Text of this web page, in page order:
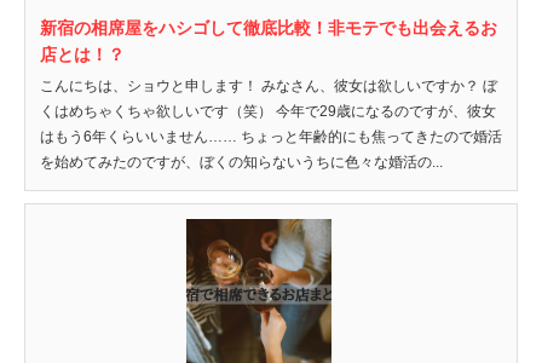
新宿の相席屋をハシゴして徹底比較！非モテでも出会えるお
店とは！？
こんにちは、ショウと申します！ みなさん、彼女は欲しいですか？ ぼ
くはめちゃくちゃ欲しいです（笑） 今年で29歳になるのですが、彼女
はもう6年くらいいません…… ちょっと年齢的にも焦ってきたので婚活
を始めてみたのですが、ぼくの知らないうちに色々な婚活の...